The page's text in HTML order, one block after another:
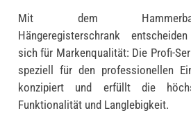
Mit dem
Hängeregisterschrank
sich für Markenqualität: Die Profi-
speziell für den professionellen
konzipiert und erfüllt die
Funktionalität und Langlebigkeit.